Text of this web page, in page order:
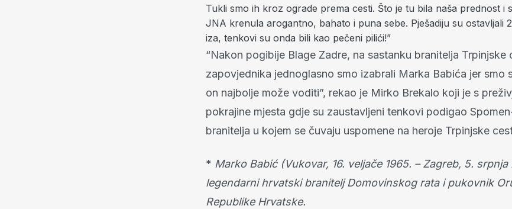
Tukli smo ih kroz ograde prema cesti. Što je tu bila naša prednost i
JNA krenula arogantno, bahato i puna sebe. Pješadiju su ostavljali
iza, tenkovi su onda bili kao pečeni pilići!”
“Nakon pogibije Blage Zadre, na sastanku branitelja Trpinjske
zapovjednika jednoglasno smo izabrali Marka Babića jer smo
on najbolje može voditi”, rekao je Mirko Brekalo koji je s
pokrajine mjesta gdje su zaustavljeni tenkovi podigao
branitelja u kojem se čuvaju uspomene na heroje Trpinjske
* Marko Babić (Vukovar, 16. veljače 1965. – Zagreb, 5. srpnja
legendarni hrvatski branitelj Domovinskog rata i pukovnik
Republike Hrvatske.